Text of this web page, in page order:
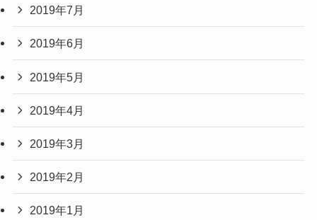
2019年7月
2019年6月
2019年5月
2019年4月
2019年3月
2019年2月
2019年1月